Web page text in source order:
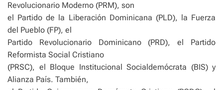
Revolucionario Moderno (PRM), son
el Partido de la Liberación Dominicana (PLD), la Fuerza
del Pueblo (FP), el
Partido Revolucionario Dominicano (PRD), el Partido
Reformista Social Cristiano
(PRSC), el Bloque Institucional Socialdemócrata (BIS) y
Alianza País. También,